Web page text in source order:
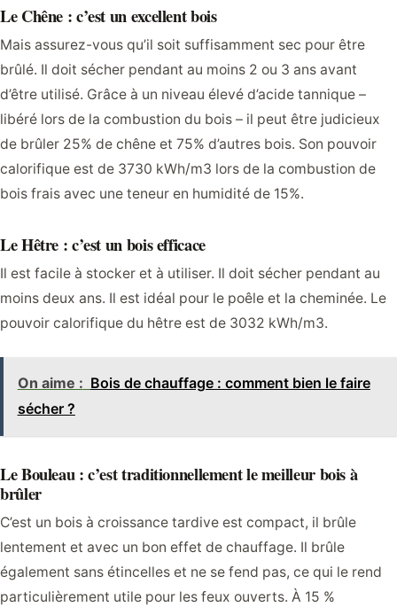
Le Chêne : c’est un excellent bois
Mais assurez-vous qu’il soit suffisamment sec pour être
brûlé. Il doit sécher pendant au moins 2 ou 3 ans avant
d’être utilisé. Grâce à un niveau élevé d’acide tannique –
libéré lors de la combustion du bois – il peut être judicieux
de brûler 25% de chêne et 75% d’autres bois. Son pouvoir
calorifique est de 3730 kWh/m3 lors de la combustion de
bois frais avec une teneur en humidité de 15%.
Le Hêtre : c’est un bois efficace
Il est facile à stocker et à utiliser. Il doit sécher pendant au
moins deux ans. Il est idéal pour le poêle et la cheminée. Le
pouvoir calorifique du hêtre est de 3032 kWh/m3.
On aime : Bois de chauffage : comment bien le faire
sécher ?
Le Bouleau : c’est traditionnellement le meilleur bois à
brûler
C’est un bois à croissance tardive est compact, il brûle
lentement et avec un bon effet de chauffage. Il brûle
également sans étincelles et ne se fend pas, ce qui le rend
particulièrement utile pour les feux ouverts. À 15 %